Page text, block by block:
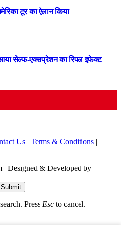
टूर का ऐलान किया
आया सेल्फ-एक्सप्रेशन का रिपल इफेक्ट
Us | Terms & Conditions |
| Designed & Developed by
Submit
Press Esc to cancel.